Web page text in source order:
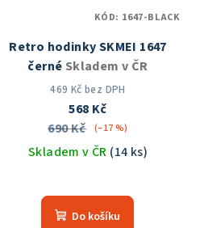
Retro hodinky SKMEI 1647
černé Skladem v ČR
469 Kč bez DPH
568 Kč
690 Kč
(–17 %)
Skladem v ČR (14 ks)
hodnocení
produktu
Do košíku
KÓD: 1647-BLACK